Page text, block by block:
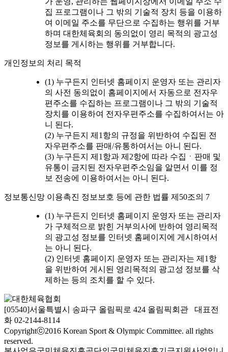
집 프로그램이나 그 밖의 기술적 장치 등을 이용하
여 이메일 주소를 무단으로 수집하는 행위를 거부
하며 대한체육회의 동의없이 영리 목적의 광고성
정보를 게시하는 행위를 거부합니다.
개인정보의 처리 목적
(1) 누구든지 인터넷 홈페이지 운영자 또는 관리자
의 사전 동의없이 홈페이지에서 자동으로 전자우
편주소를 수집하는 프로그램이나 그 밖의 기술적
장치를 이용하여 전자우편주소를 수집하여서는 아
니 된다.
(2) 누구든지 제1항의 규정을 위반하여 수집된 전
자우편주소를 판매/유통하여서는 아니 된다.
(3) 누구든지 제1항과 제2항에 따라 수집ㆍ판매 및
유통이 금지된 전자우편주소임을 알면서 이를 정
보 전송에 이용하여서는 아니 된다.
정보통신망 이용촉진 정보보호 등에 관한 법률 제50조의 7
(1) 누구든지 인터넷 홈페이지 운영자 또는 관리자
가 구체적으로 밝힌 거부의사에 반하여 영리목적
의 광고성 정보를 인터넷 홈페이지에 게시하여서
는 아니 된다.
(2) 인터넷 홈페이지 운영자 또는 관리자는 제1항
을 위반하여 게시된 영리목적의 광고성 정보를 삭
제하는 등의 조치를 할 수 있다.
[05540]서울특별시 송파구 올림픽로 424 올림픽회관 대표전
화 02-2144-8114
Copyrightⓒ2016 Korean Sport & Olympic Committee. all rights
reserved.